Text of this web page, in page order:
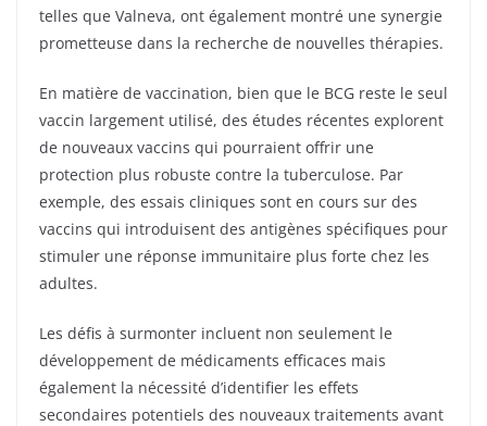
telles que Valneva, ont également montré une synergie
prometteuse dans la recherche de nouvelles thérapies.
En matière de vaccination, bien que le BCG reste le seul
vaccin largement utilisé, des études récentes explorent
de nouveaux vaccins qui pourraient offrir une
protection plus robuste contre la tuberculose. Par
exemple, des essais cliniques sont en cours sur des
vaccins qui introduisent des antigènes spécifiques pour
stimuler une réponse immunitaire plus forte chez les
adultes.
Les défis à surmonter incluent non seulement le
développement de médicaments efficaces mais
également la nécessité d’identifier les effets
secondaires potentiels des nouveaux traitements avant